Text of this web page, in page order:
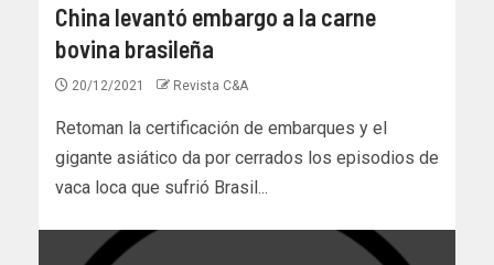
China levantó embargo a la carne
bovina brasileña
20/12/2021 Revista C&A
Retoman la certificación de embarques y el
gigante asiático da por cerrados los episodios de
vaca loca que sufrió Brasil...